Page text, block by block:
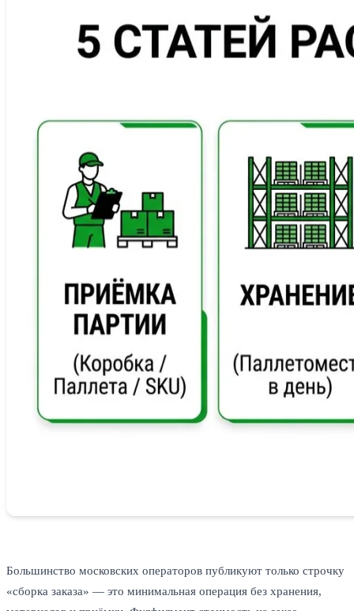
Большинство московских операторов публикуют только строчку
«сборка заказа» — это минимальная операция без хранения,